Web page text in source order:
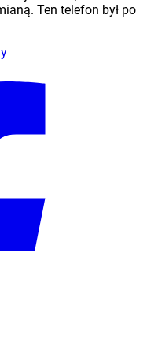
Ten telefon był po